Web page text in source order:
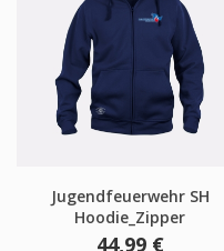
Jugendfeuerwehr SH
Hoodie_Zipper
44,99 €